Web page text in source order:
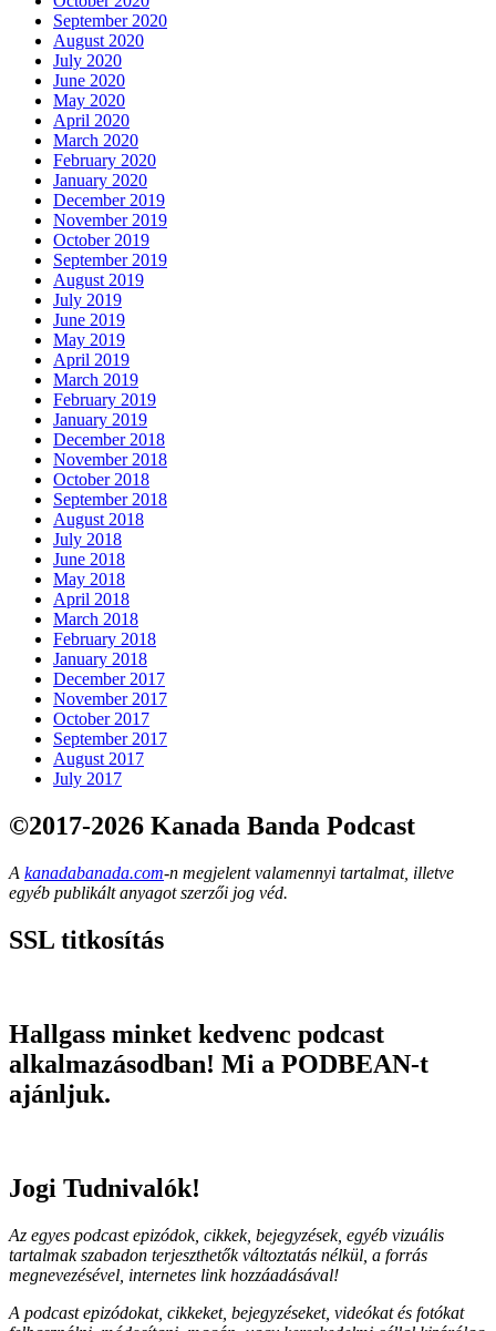
September 2020
August 2020
July 2020
June 2020
May 2020
April 2020
March 2020
February 2020
January 2020
December 2019
November 2019
October 2019
September 2019
August 2019
July 2019
June 2019
May 2019
April 2019
March 2019
February 2019
January 2019
December 2018
November 2018
October 2018
September 2018
August 2018
July 2018
June 2018
May 2018
April 2018
March 2018
February 2018
January 2018
December 2017
November 2017
October 2017
September 2017
August 2017
July 2017
©2017-2026 Kanada Banda Podcast
A kanadabanada.com-n megjelent valamennyi tartalmat, illetve
egyéb publikált anyagot szerzői jog véd.
SSL titkosítás
Hallgass minket kedvenc podcast
alkalmazásodban! Mi a PODBEAN-t
ajánljuk.
Jogi Tudnivalók!
Az egyes podcast epizódok, cikkek, bejegyzések, egyéb vizuális
tartalmak szabadon terjeszthetők változtatás nélkül, a forrás
megnevezésével, internetes link hozzáadásával!
A podcast epizódokat, cikkeket, bejegyzéseket, videókat és fotókat